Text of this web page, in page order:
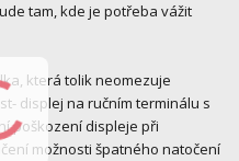
tam, kde je potřeba vážit
která tolik neomezuje
displej na ručním terminálu s
poškození displeje při
možnosti špatného natočení